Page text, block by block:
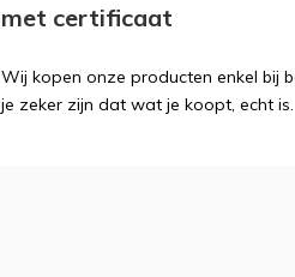
met certificaat
Wij kopen onze producten enkel bij
je zeker zijn dat wat je koopt, echt is.